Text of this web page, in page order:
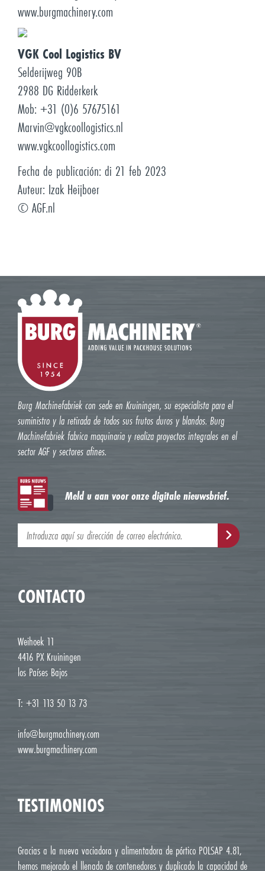
www.burgmachinery.com
VGK Cool Logistics BV
Selderijweg 90B
2988 DG Ridderkerk
Mob: +31 (0)6 57675161
Marvin@vgkcoollogistics.nl
www.vgkcoollogistics.com
Fecha de publicación: di 21 feb 2023
Auteur: Izak Heijboer
©AGF.nl
Burg Machinefabriek con sede en Kruiningen, su especialista para el
suministro y la retirada de todos sus frutos duros y blandos. Burg
Machinefabriek fabrica maquinaria y realiza proyectos integrales en el
sector AGF y sectores afines.
Meld u aan voor onze digitale nieuwsbrief.
CONTACTO
Weihoek 11
4416 PX Kruiningen
los Países Bajos
T: +31 113 50 13 73
info@burgmachinery.com
www.burgmachinery.com
TESTIMONIOS
Gracias a la nueva vaciadora y alimentadora de pórtico POLSAP 4.81,
hemos mejorado el llenado de contenedores y duplicado la capacidad de